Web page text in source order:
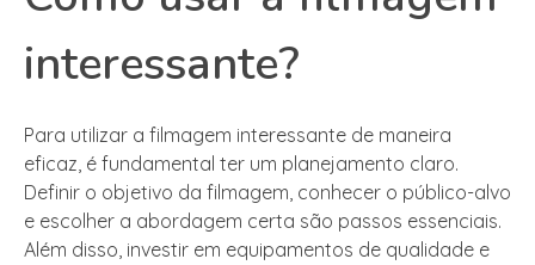
interessante?
Para utilizar a filmagem interessante de maneira
eficaz, é fundamental ter um planejamento claro.
Definir o objetivo da filmagem, conhecer o público-alvo
e escolher a abordagem certa são passos essenciais.
Além disso, investir em equipamentos de qualidade e